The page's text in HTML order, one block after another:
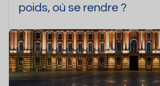
poids, où se rendre ?